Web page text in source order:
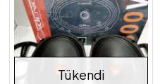
Tükendi